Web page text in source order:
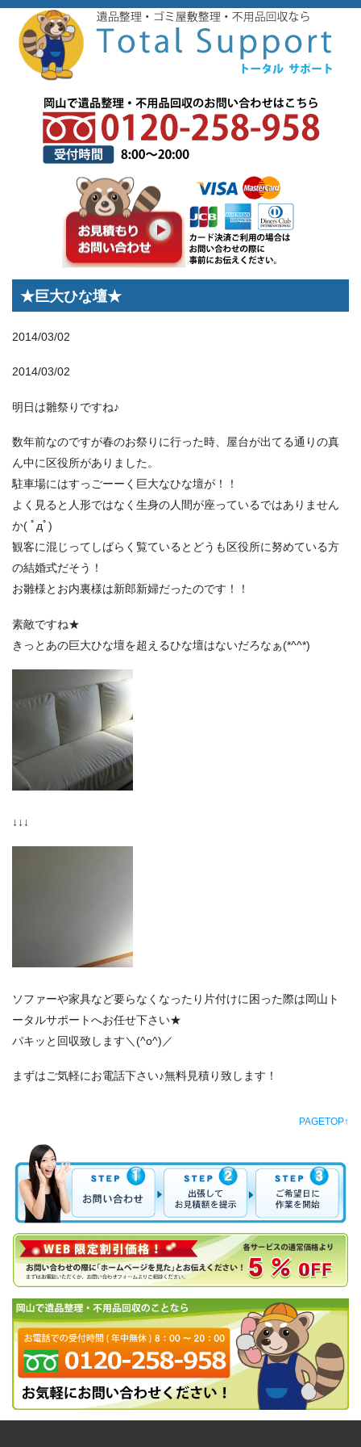
トップページ スタッフブログ
★巨大ひな壇★
2014/03/02
2014/03/02
明日は雛祭りですね♪
数年前なのですが春のお祭りに行った時、屋台が出てる通りの真
ん中に区役所がありました。
駐車場にはすっごーーく巨大なひな壇が！！
よく見ると人形ではなく生身の人間が座っているではありません
か( ﾟдﾟ)
観客に混じってしばらく覧ているとどうも区役所に努めている方
の結婚式だそう！
お雛様とお内裏様は新郎新婦だったのです！！
素敵ですね★
きっとあの巨大ひな壇を超えるひな壇はないだろなぁ(*^^*)
↓↓↓
ソファーや家具など要らなくなったり片付けに困った際は岡山ト
ータルサポートへお任せ下さい★
パキッと回収致します＼(^o^)／
まずはご気軽にお電話下さい♪無料見積り致します！
PAGETOP↑